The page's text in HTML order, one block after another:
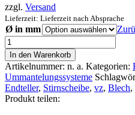
5,17 €
zzgl. Versand
Lieferzeit: Lieferzeit nach Absprache
Ø in mm
Endteller
(Stirnscheiben)
verzinkt
Menge
In den Warenkorb
Artikelnummer: n. a. Kategorien:
Ummantelungssysteme
Endteller, Stirnscheibe, vz, Blech,
Produkt teilen: